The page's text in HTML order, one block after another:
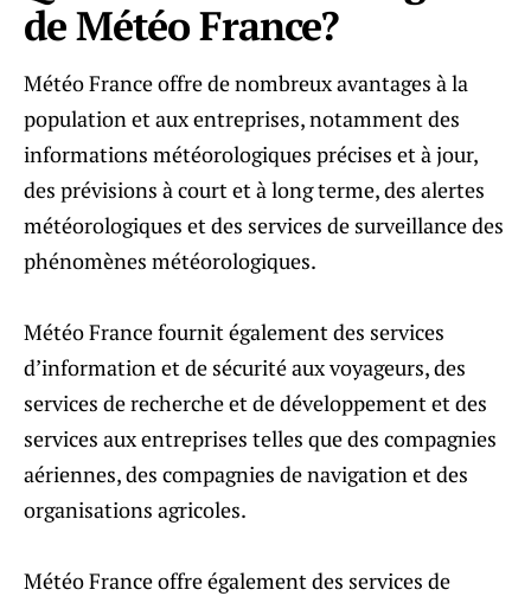
de Météo France?
Météo France offre de nombreux avantages à la
population et aux entreprises, notamment des
informations météorologiques précises et à jour,
des prévisions à court et à long terme, des alertes
météorologiques et des services de surveillance des
phénomènes météorologiques.
Météo France fournit également des services
d’information et de sécurité aux voyageurs, des
services de recherche et de développement et des
services aux entreprises telles que des compagnies
aériennes, des compagnies de navigation et des
organisations agricoles.
Météo France offre également des services de